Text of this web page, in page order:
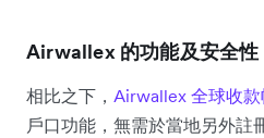
Airwallex 的功能及安全性
相比之下， Airwallex 全球收款
戶口功能，無需於當地另外註